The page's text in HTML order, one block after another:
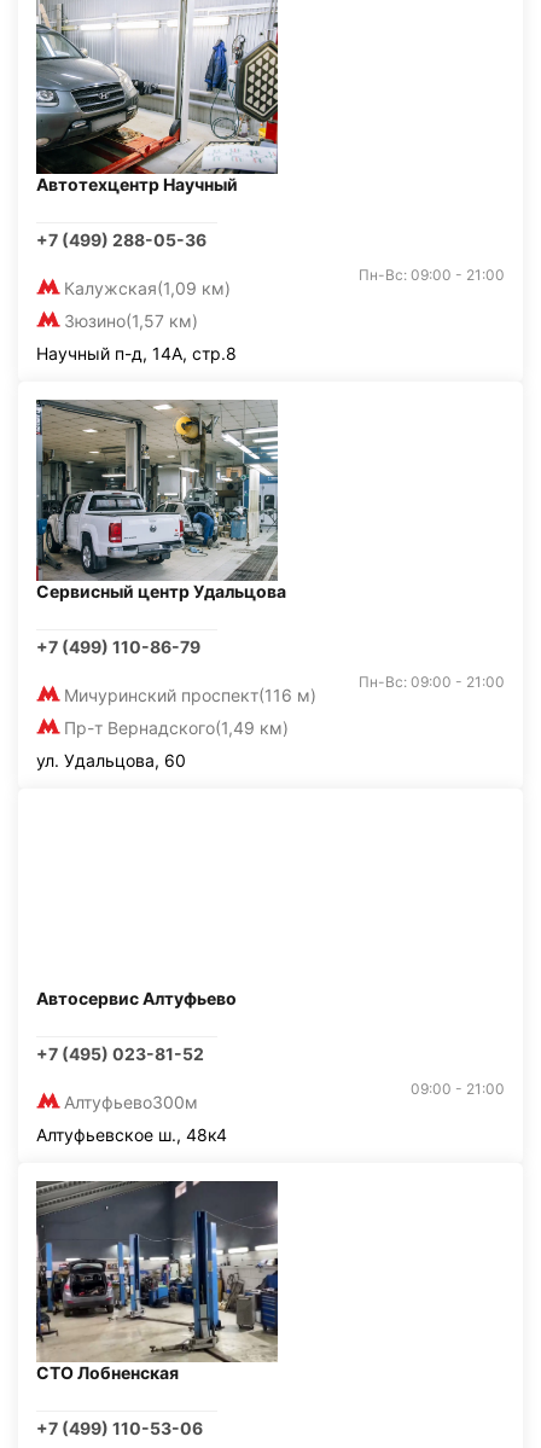
Автотехцентр Научный
+7 (499) 288-05-36
Калужская(1,09 км)
Зюзино(1,57 км)
Пн-Вс: 09:00 - 21:00
Научный п-д, 14А, стр.8
Сервисный центр Удальцова
+7 (499) 110-86-79
Мичуринский проспект(116 м)
Пр-т Вернадского(1,49 км)
Пн-Вс: 09:00 - 21:00
ул. Удальцова, 60
Автосервис Алтуфьево
+7 (495) 023-81-52
Алтуфьево300м
09:00 - 21:00
Алтуфьевское ш., 48к4
СТО Лобненская
+7 (499) 110-53-06